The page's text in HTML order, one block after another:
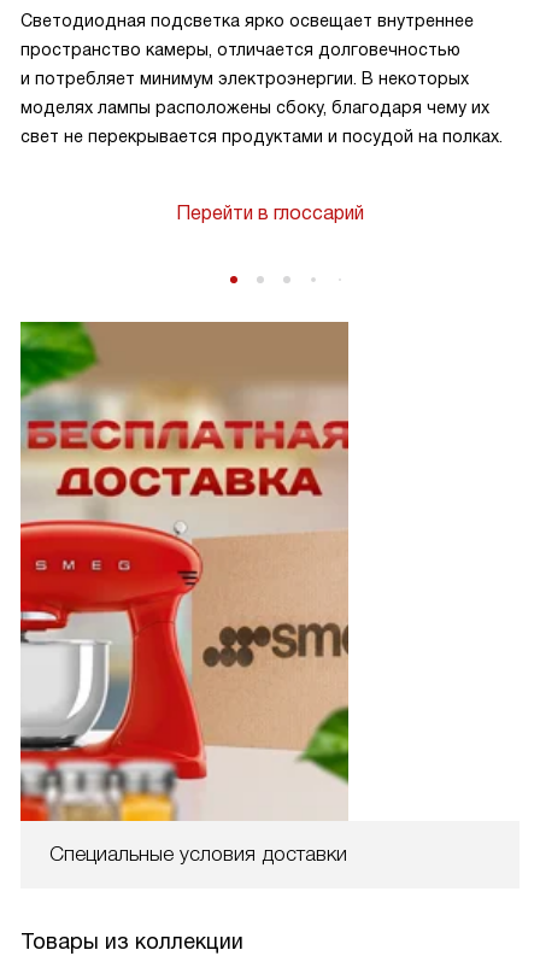
Светодиодная подсветка ярко освещает внутреннее
пространство камеры, отличается долговечностью
и потребляет минимум электроэнергии. В некоторых
моделях лампы расположены сбоку, благодаря чему их
свет не перекрывается продуктами и посудой на полках.
Перейти в глоссарий
Специальные условия доставки
Товары из коллекции